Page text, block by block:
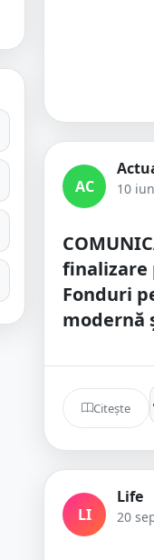
AC 10
finalizare
Fonduri
modernă
Citește
LI
Life
20